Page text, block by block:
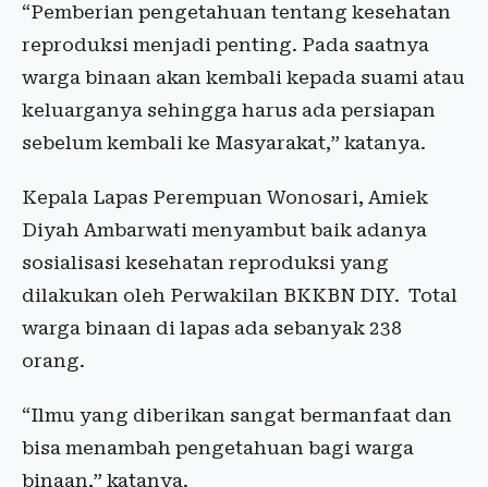
“Pemberian pengetahuan tentang kesehatan
reproduksi menjadi penting. Pada saatnya
warga binaan akan kembali kepada suami atau
keluarganya sehingga harus ada persiapan
sebelum kembali ke Masyarakat,” katanya.
Kepala Lapas Perempuan Wonosari, Amiek
Diyah Ambarwati menyambut baik adanya
sosialisasi kesehatan reproduksi yang
dilakukan oleh Perwakilan BKKBN DIY. Total
warga binaan di lapas ada sebanyak 238
orang.
“Ilmu yang diberikan sangat bermanfaat dan
bisa menambah pengetahuan bagi warga
binaan,” katanya.